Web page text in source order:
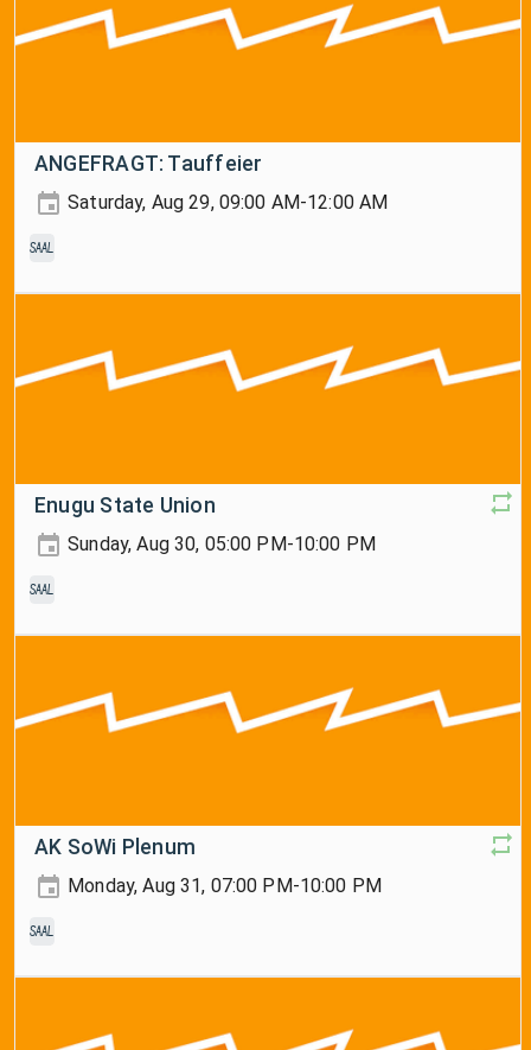
ANGEFRAGT: Tauffeier
Saturday, Aug 29, 09:00 AM-12:00 AM
Saal
Enugu State Union
Sunday, Aug 30, 05:00 PM-10:00 PM
Saal
AK SoWi Plenum
Monday, Aug 31, 07:00 PM-10:00 PM
Saal